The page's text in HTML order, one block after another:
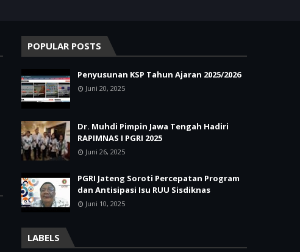
POPULAR POSTS
Penyusunan KSP Tahun Ajaran 2025/2026
Juni 20, 2025
Dr. Muhdi Pimpin Jawa Tengah Hadiri
RAPIMNAS I PGRI 2025
Juni 26, 2025
PGRI Jateng Soroti Percepatan Program
dan Antisipasi Isu RUU Sisdiknas
Juni 10, 2025
LABELS